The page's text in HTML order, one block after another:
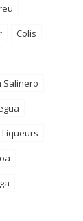
Colis
Salinero
Liqueurs